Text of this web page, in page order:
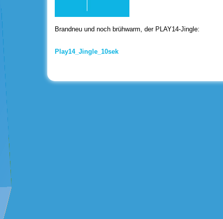
Brandneu und noch brühwarm, der PLAY14-Jingle:
Play14_Jingle_10sek